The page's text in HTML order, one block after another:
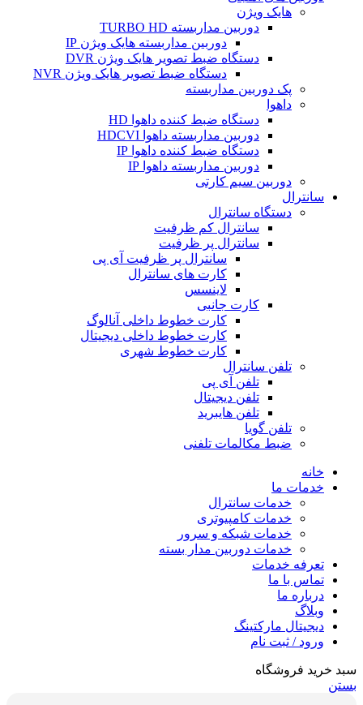
هایک ویژن
دوربین مداربسته TURBO HD
دوربین مداربسته هایک ویژن IP
دستگاه ضبط تصویر هایک ویژن DVR
دستگاه ضبط تصویر هایک ویژن NVR
پک دوربین مداربسته
داهوا
دستگاه ضبط کننده داهوا HD
دوربین مداربسته داهوا HDCVI
دستگاه ضبط کننده داهوا IP
دوربین مداربسته داهوا IP
دوربین سیم کارتی
سانترال
دستگاه سانترال
سانترال کم ظرفیت
سانترال پر ظرفیت
سانترال پر ظرفیت آی پی
کارت های سانترال
لاینسس
کارت جانبی
کارت خطوط داخلی آنالوگ
کارت خطوط داخلی دیجیتال
کارت خطوط شهری
تلفن سانترال
تلفن آی پی
تلفن دیجیتال
تلفن هایبرید
تلفن گویا
ضبط مکالمات تلفنی
خانه
خدمات ما
خدمات سانترال
خدمات کامپیوتری
خدمات شبکه و سرور
خدمات دوربین مدار بسته
تعرفه خدمات
تماس با ما
درباره ما
وبلاگ
دیجیتال مارکتینگ
ورود / ثبت نام
سبد خرید فروشگاه
بستن